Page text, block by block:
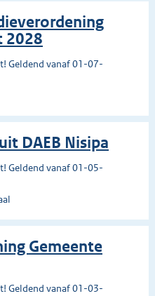
2028
Geldend vanaf 01-07-
DAEB Nisipa
Geldend vanaf 01-05-
Gemeente
Geldend vanaf 01-03-